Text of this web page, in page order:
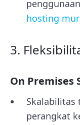
hosting
3.
On Premises
Skalabilitas
perangkat